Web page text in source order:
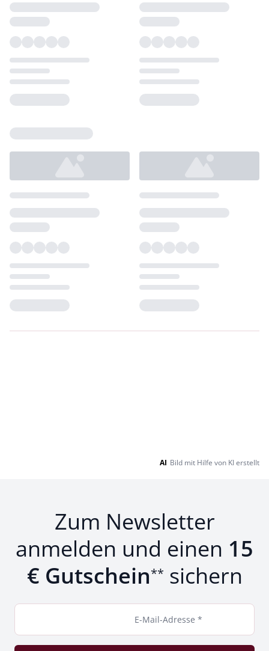
AI Bild mit Hilfe von KI erstellt
Zum Newsletter
anmelden und einen 15
€ Gutschein** sichern
E-Mail-Adresse *